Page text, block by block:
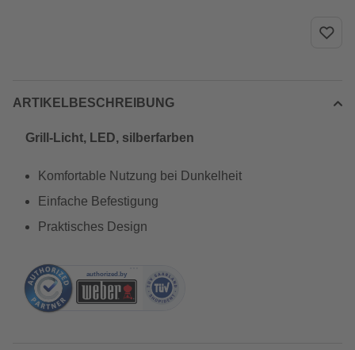
ARTIKELBESCHREIBUNG
Grill-Licht, LED, silberfarben
Komfortable Nutzung bei Dunkelheit
Einfache Befestigung
Praktisches Design